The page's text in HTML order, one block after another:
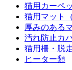
猫用カーペ
猫用マット
厚みのある
汚れ防止カ
猫用柵・脱
ヒーター類